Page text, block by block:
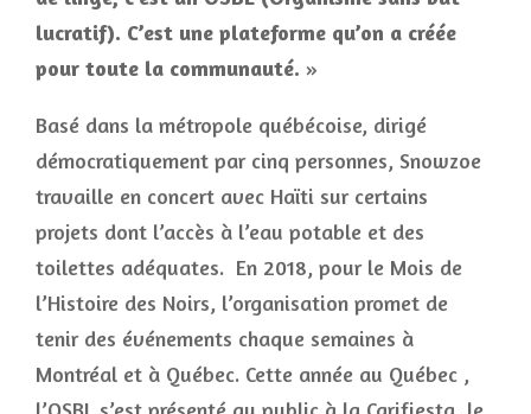
lucratif). C’est une plateforme qu’on a créée
pour toute la communauté. »
Basé dans la métropole québécoise, dirigé
démocratiquement par cinq personnes, Snowzoe
travaille en concert avec Haïti sur certains
projets dont l’accès à l’eau potable et des
toilettes adéquates. En 2018, pour le Mois de
l’Histoire des Noirs, l’organisation promet de
tenir des événements chaque semaines à
Montréal et à Québec. Cette année au Québec ,